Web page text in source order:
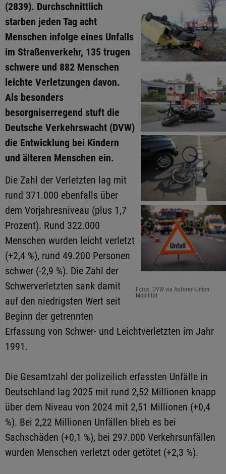
Fotos: DVW via Autoren-Union
Mobilität
(2839). Durchschnittlich
starben jeden Tag acht
Menschen infolge eines Unfalls
im Straßenverkehr, 135 trugen
schwere und 882 Menschen
leichte Verletzungen davon.
Als besonders
besorgniserregend stuft die
Deutsche Verkehrswacht (DVW)
die Entwicklung bei Kindern
und älteren Menschen ein.
Die Zahl der Verletzten lag mit
rund 371.000 ebenfalls über
dem Vorjahresniveau (plus 1,7
Prozent). Rund 322.000
Menschen wurden leicht verletzt
(+2,4 %), rund 49.200 Personen
schwer (-2,9 %). Die Zahl der
Schwerverletzten sank damit
auf den niedrigsten Wert seit
Beginn der getrennten
Erfassung von Schwer- und Leichtverletzten im Jahr
1991.
Die Gesamtzahl der polizeilich erfassten Unfälle in
Deutschland lag 2025 mit rund 2,52 Millionen knapp
über dem Niveau von 2024 mit 2,51 Millionen (+0,4
%). Bei 2,22 Millionen Unfällen blieb es bei
Sachschäden (+0,1 %), bei 297.000 Verkehrsunfällen
wurden Menschen verletzt oder getötet (+2,3 %).